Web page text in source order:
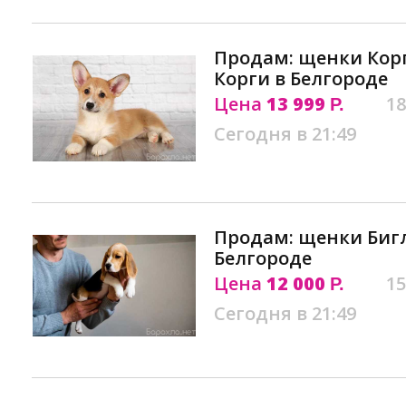
Продам: щенки
Корги в Белгороде
Цена 13 999 Р.
Сегодня в 21:49
Продам: щенки
Белгороде
Цена 12 000 Р.
Сегодня в 21:49